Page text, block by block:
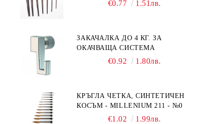
€0.77 1.51лв.
ЗАКАЧАЛКА ДО 4 КГ. ЗА
ОКАЧВАЩА СИСТЕМА
€0.92 1.80лв.
КРЪГЛА ЧЕТКА, СИНТЕТИЧЕН
КОСЪМ - MILLENIUM 211 - №0
€1.02 1.99лв.